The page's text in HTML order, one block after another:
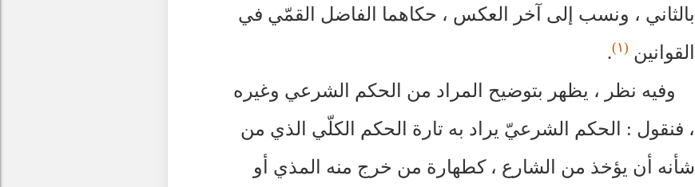
بالثاني ، ونسب إلى آخر العكس ، حكاهما الفاضل القمّي في
القوانين (١) .
وفيه نظر ، يظهر بتوضيح المراد من الحكم الشرعي وغيره
، فنقول : الحكم الشرعيّ يراد به تارة الحكم الكلّي الذي من
شأنه أن يؤخذ من الشارع ، كطهارة من خرج منه المذي أو